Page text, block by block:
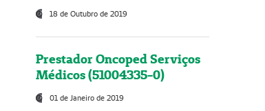
18 de Outubro de 2019
Prestador Oncoped Serviços
Médicos (51004335-0)
01 de Janeiro de 2019